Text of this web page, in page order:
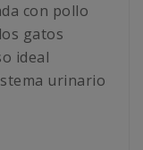
con pollo
gatos
ideal
urinario